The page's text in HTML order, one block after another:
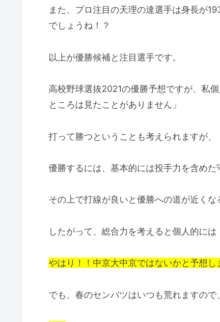
また、プロ注目の天理の達選手は身長が
でしょうね！？
以上が優勝候補と注目選手です。
高校野球選抜2021の優勝予想ですが、私
ところは見たことがありません」
打って勝つということも考えられますが、
優勝するには、基本的には投手力を含め
その上で打線が良いと優勝への道が近く
したがって、総合力を考えると個人的には
やはり！！中京大中京ではないかと予想し
でも、春のセンバツはいつも荒れますの